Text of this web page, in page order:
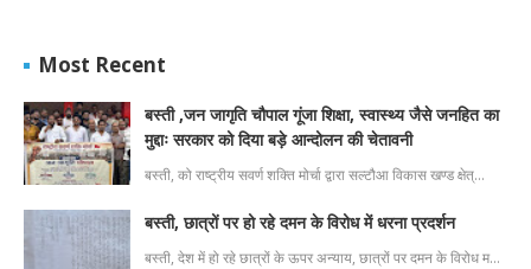
Most Recent
बस्ती ,जन जागृति चौपाल गूंजा शिक्षा, स्वास्थ्य जैसे जनहित का
मुद्दाः सरकार को दिया बड़े आन्दोलन की चेतावनी
बस्ती, को राष्ट्रीय सवर्ण शक्ति मोर्चा द्वारा सल्टौआ विकास खण्ड क्षेत्…
बस्ती, छात्रों पर हो रहे दमन के विरोध में धरना प्रदर्शन
बस्ती, देश में हो रहे छात्रों के ऊपर अन्याय, छात्रों पर दमन के विरोध म…